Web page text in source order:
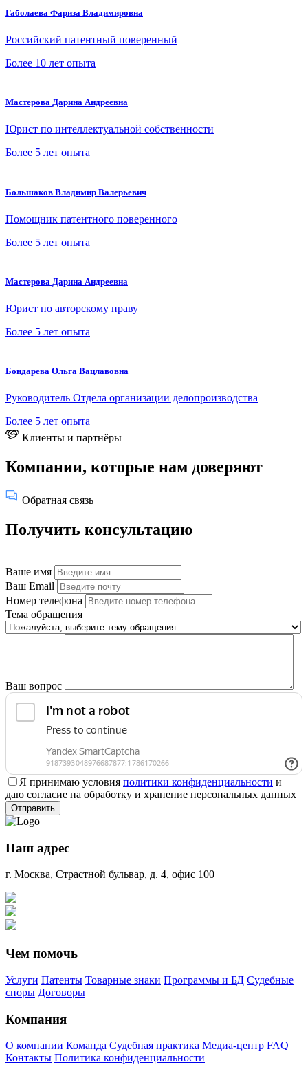
Габолаева Фариза Владимировна
Российский патентный поверенный
Более 10 лет опыта
Мастерова Дарина Андреевна
Юрист по интеллектуальной собственности
Более 5 лет опыта
Большаков Владимир Валерьевич
Помощник патентного поверенного
Более 5 лет опыта
Мастерова Дарина Андреевна
Юрист по авторскому праву
Более 5 лет опыта
Бондарева Ольга Вацлавовна
Руководитель Отдела организации делопроизводства
Более 5 лет опыта
Клиенты и партнёры
Компании, которые нам доверяют
Обратная связь
Получить консультацию
Ваше имя
Ваш Email
Номер телефона
Тема обращения
Ваш вопрос
Я принимаю условия политики конфиденциальности и
даю согласие на обработку и хранение персональных данных
Наш адрес
г. Москва, Страстной бульвар, д. 4, офис 100
Чем помочь
Услуги Патенты Товарные знаки Программы и БД Судебные
споры Договоры
Компания
О компании Команда Судебная практика Медиа-центр FAQ
Контакты Политика конфиденциальности